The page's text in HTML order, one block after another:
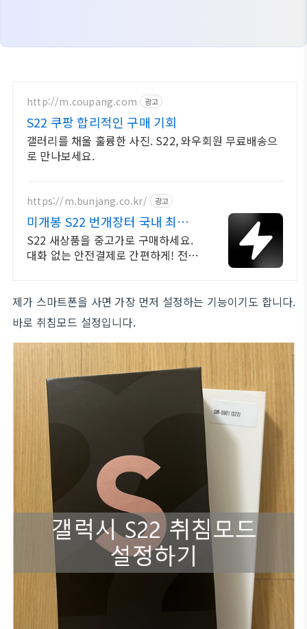
http://m.coupang.com 광고
S22 쿠팡 합리적인 구매 기회
갤러리를 채울 훌륭한 사진. S22, 와우회원 무료배송으
로 만나보세요.
https://m.bunjang.co.kr/ 광고
미개봉 S22 번개장터 국내 최대
브랜드 중고거래
S22 새상품을 중고가로 구매하세요.
대화 없는 안전결제로 간편하게! 전국
드
제가 스마트폰을 사면 가장 먼저 설정하는 기능이기도 합니다.
바로 취침모드 설정입니다.